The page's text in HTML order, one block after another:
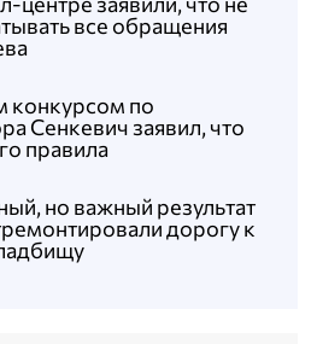
но важный результат
дорогу к
конкурсом по
Сенкевич заявил, что
правила
все обращения